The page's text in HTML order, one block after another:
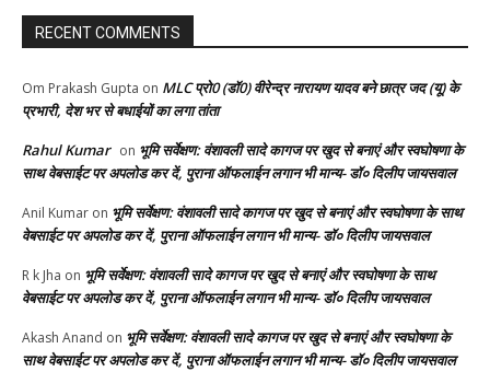
RECENT COMMENTS
Om Prakash Gupta on MLC प्रो0 (डॉ0) वीरेन्द्र नारायण यादव बने छात्र जद (यू) के
प्रभारी, देश भर से बधाईयों का लगा तांता
Rahul Kumar on भूमि सर्वेक्षण: वंशावली सादे कागज पर खुद से बनाएं और स्वघोषणा के
साथ वेबसाईट पर अपलोड कर दें, पुराना ऑफलाईन लगान भी मान्य- डॉ० दिलीप जायसवाल
Anil Kumar on भूमि सर्वेक्षण: वंशावली सादे कागज पर खुद से बनाएं और स्वघोषणा के साथ
वेबसाईट पर अपलोड कर दें, पुराना ऑफलाईन लगान भी मान्य- डॉ० दिलीप जायसवाल
R k Jha on भूमि सर्वेक्षण: वंशावली सादे कागज पर खुद से बनाएं और स्वघोषणा के साथ
वेबसाईट पर अपलोड कर दें, पुराना ऑफलाईन लगान भी मान्य- डॉ० दिलीप जायसवाल
Akash Anand on भूमि सर्वेक्षण: वंशावली सादे कागज पर खुद से बनाएं और स्वघोषणा के
साथ वेबसाईट पर अपलोड कर दें, पुराना ऑफलाईन लगान भी मान्य- डॉ० दिलीप जायसवाल